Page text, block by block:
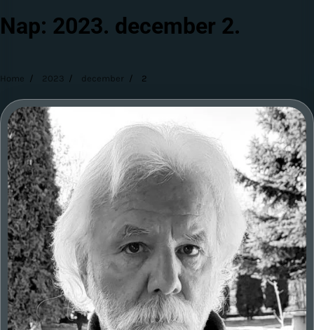
Nap: 2023. december 2.
Home 2023 december 2